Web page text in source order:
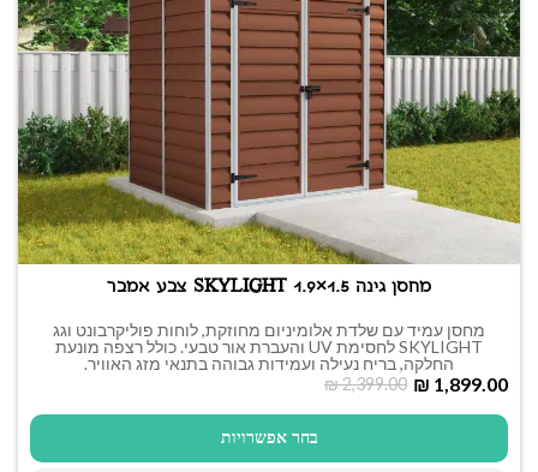
מחסן גינה SKYLIGHT 1.9×1.5 צבע אמבר
מחסן עמיד עם שלדת אלומיניום מחוזקת, לוחות פוליקרבונט וגג
SKYLIGHT לחסימת UV והעברת אור טבעי. כולל רצפה מונעת
החלקה, בריח נעילה ועמידות גבוהה בתנאי מזג האוויר.
₪2,399.00 ₪ 1,899.00
בחר אפשרויות